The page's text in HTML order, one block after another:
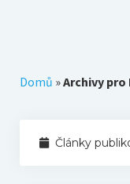
Domů »Archivy pro
Články